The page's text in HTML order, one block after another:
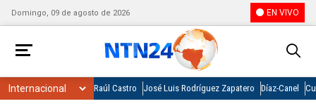
Domingo, 09 de agosto de 2026 EN VIVO
Raúl Castro José Luis Rodríguez Zapatero Díaz-Canel